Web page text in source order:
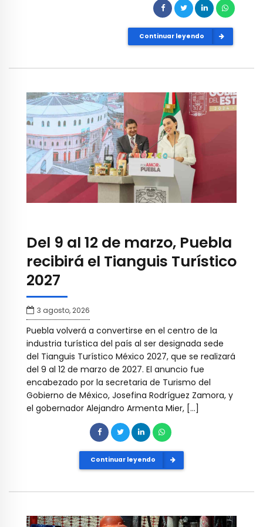
Continuar leyendo
Del 9 al 12 de marzo, Puebla
recibirá el Tianguis Turístico
2027
3 agosto, 2026
Puebla volverá a convertirse en el centro de la
industria turística del país al ser designada sede
del Tianguis Turístico México 2027, que se realizará
del 9 al 12 de marzo de 2027. El anuncio fue
encabezado por la secretaria de Turismo del
Gobierno de México, Josefina Rodríguez Zamora, y
el gobernador Alejandro Armenta Mier, […]
Continuar leyendo